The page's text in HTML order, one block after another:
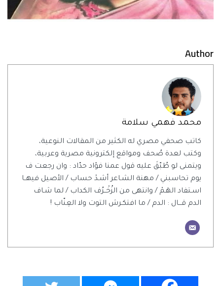
Author
محمد فهمي سلامة
كاتب صحفي مصري له الكثير من المقالات النوعية،
وكتب لعدة صُحف ومواقع إلكترونية مصرية وعربية،
ويتمنى لو طُبّقَ عليه قول عمنا فؤاد حدّاد : وان رجعت ف
يوم تحاسبني / مهنة الشـاعر أشـدْ حساب / الأصيل فيهــا
اسـتفاد الهَـمْ / وانتهى من الزُخْــرُف الكداب / لما شـاف
الدم قـــال : الدم / ما افتكـرش التوت ولا العِنّاب !